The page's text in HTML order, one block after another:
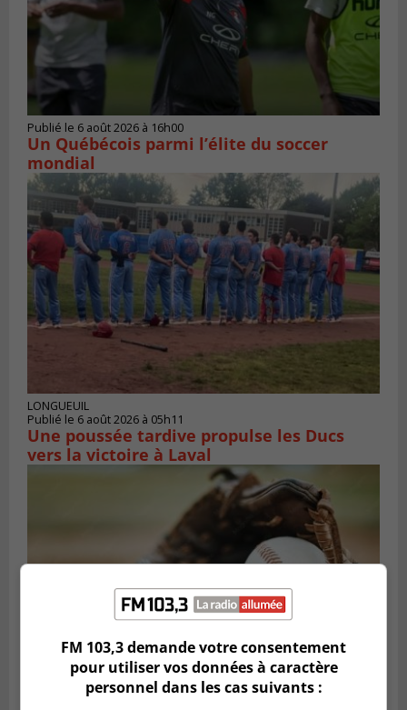
Publié le 6 août 2026 à 16h00
Un Québécois parmi l’élite du soccer
mondial
LONGUEUIL
Publié le 6 août 2026 à 05h11
Une poussée tardive propulse les Ducs
vers la victoire à Laval
LONGUEUIL
FM 103,3 demande votre consentement
pour utiliser vos données à caractère
personnel dans les cas suivants :